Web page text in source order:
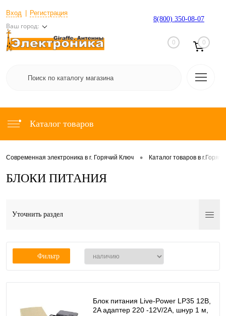
Вход Регистрация
Ваш город:
8(800) 350-08-07
0 0
Каталог товаров
Современная электроника в г. Горячий Ключ • Каталог товаров в
БЛОКИ ПИТАНИЯ
Уточнить раздел
Фильтр
Блок питания Live-Power LP35 12В,
2A адаптер 220 -12V/2A, шнур 1 м,